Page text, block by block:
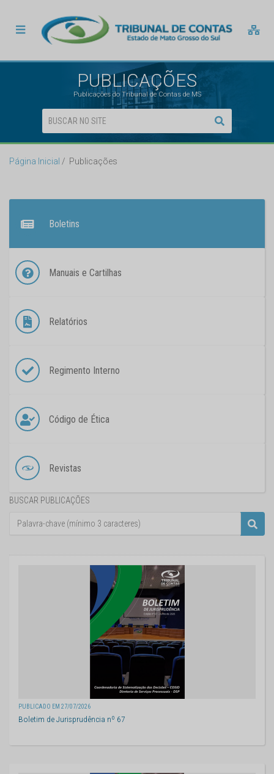
PUBLICAÇÕES
Publicações do Tribunal de Contas de MS
Página Inicial Publicações
Boletins
Manuais e Cartilhas
Relatórios
Regimento Interno
Código de Ética
Revistas
BUSCAR PUBLICAÇÕES
PUBLICADO EM 27/07/2026
Boletim de Jurisprudência nº 67